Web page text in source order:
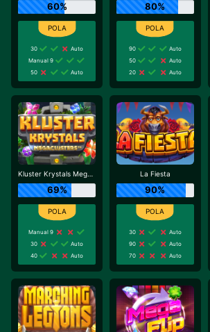
60%
30
Auto
Manual 9
50
Auto
80%
90
Auto
50
Auto
20
Auto
Kluster Krystals Megaclusters
69%
Manual 9
30
Auto
40
Auto
La Fiesta
90%
30
Auto
90
Auto
70
Auto